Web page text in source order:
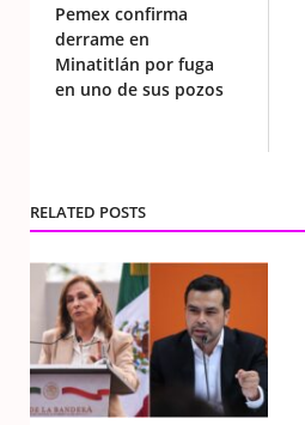
Pemex confirma
derrame en
Minatitlán por fuga
en uno de sus pozos
RELATED POSTS